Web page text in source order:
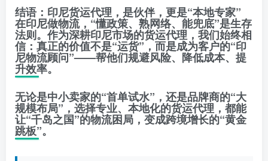
结语：印尼货运代理，是伙伴，更是“本地专家”
在印尼做物流，“懂政策、熟网络、能兜底”是生存
法则。作为深耕印尼市场的货运代理，我们始终相
信：真正的价值不是“运货”，而是成为客户的“印
尼物流顾问”——帮他们规避风险、降低成本、提
升效率。
无论是中小卖家的“首单试水”，还是品牌商的“大
规模布局”，选择专业、本地化的货运代理，都能
让“千岛之国”的物流困局，变成跨境增长的“黄金
跳板”。